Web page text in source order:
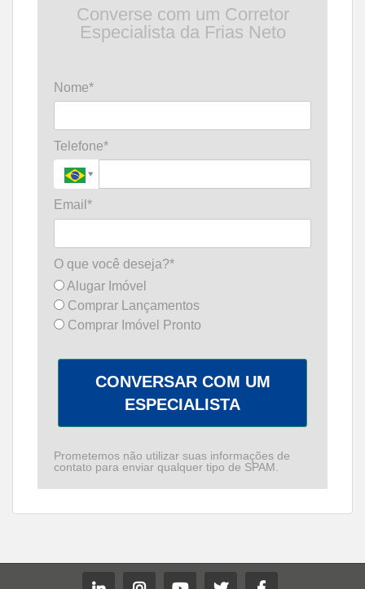
Converse com um Corretor
Especialista da Frias Neto
Nome*
Telefone*
Email*
O que você deseja?*
Alugar Imóvel
Comprar Lançamentos
Comprar Imóvel Pronto
CONVERSAR COM UM
ESPECIALISTA
Prometemos não utilizar suas informações de
contato para enviar qualquer tipo de SPAM.